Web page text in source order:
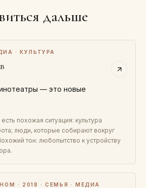
дальше
· КУЛЬТУРА
— это новые
похожая ситуация: культура
люди, которые собирают вокруг
тон: любопытство к устройству
· 2018 · СЕМЬЯ · МЕДИА